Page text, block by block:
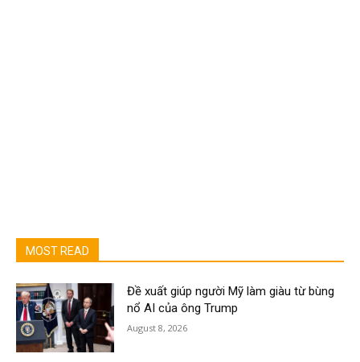
MOST READ
Đề xuất giúp người Mỹ làm giàu từ bùng
nổ AI của ông Trump
August 8, 2026